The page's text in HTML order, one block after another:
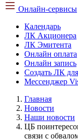
Онлайн-сервисы
Календарь
ЛК Акционера
ЛК Эмитента
Онлайн оплата
Онлайн запись
Создать ЛК
Мессенджер
Главная
Новости
Наши новости
ЦБ
связи с